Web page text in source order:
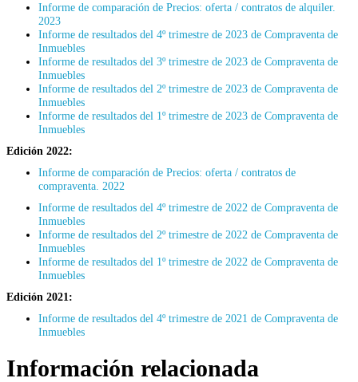
Informe de comparación de Precios: oferta / contratos de alquiler.
2023
Informe de resultados del 4º trimestre de 2023 de Compraventa de
Inmuebles
Informe de resultados del 3º trimestre de 2023 de Compraventa de
Inmuebles
Informe de resultados del 2º trimestre de 2023 de Compraventa de
Inmuebles
Informe de resultados del 1º trimestre de 2023 de Compraventa de
Inmuebles
Edición 2022:
Informe de comparación de Precios: oferta / contratos de
compraventa. 2022
Informe de resultados del 4º trimestre de 2022 de Compraventa de
Inmuebles
Informe de resultados del 2º trimestre de 2022 de Compraventa de
Inmuebles
Informe de resultados del 1º trimestre de 2022 de Compraventa de
Inmuebles
Edición 2021:
Informe de resultados del 4º trimestre de 2021 de Compraventa de
Inmuebles
Información relacionada